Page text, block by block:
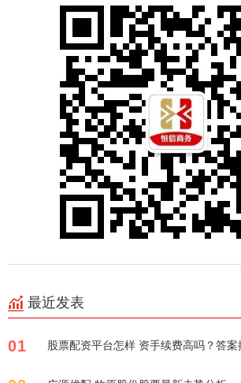
最近发表
01 股票配资平台怎样 资手续费高吗？答案